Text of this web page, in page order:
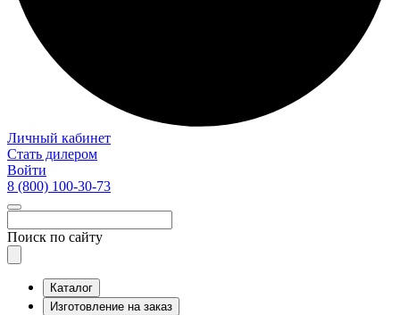
Личный кабинет
Стать дилером
Войти
8 (800) 100-30-73
Поиск по сайту
Каталог
Изготовление на заказ